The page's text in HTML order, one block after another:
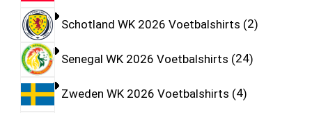
Schotland WK 2026 Voetbalshirts 2
Senegal WK 2026 Voetbalshirts 24
Zweden WK 2026 Voetbalshirts 4